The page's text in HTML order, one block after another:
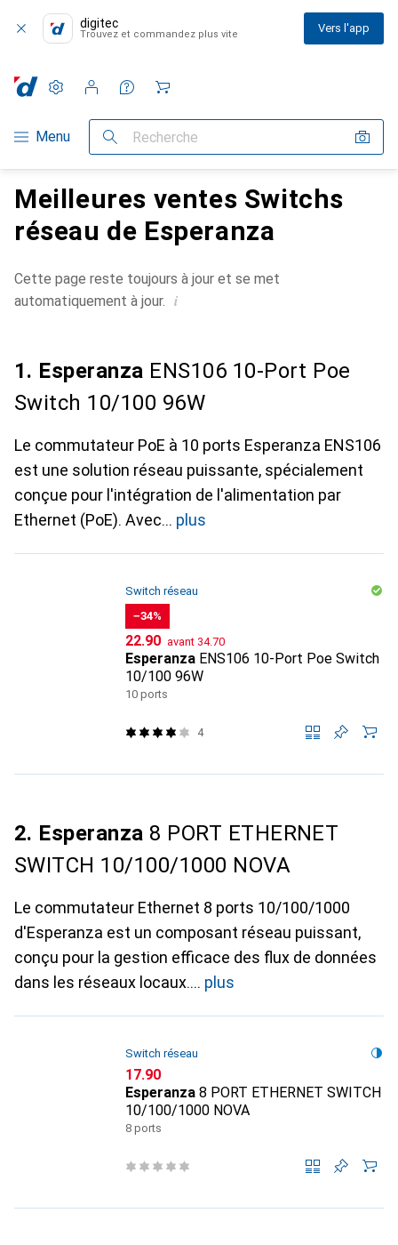
digitec
Trouvez et commandez plus vite Vers l'app
Navigation par catégorie
Menu Recherche
Paramètres
Compte client
Listes de comparaison
Listes d'envies
Panier
Meilleures ventes Switchs
réseau de Esperanza
Cette page reste toujours à jour et se met
automatiquement à jour. i
1. Esperanza ENS106 10-Port Poe
Switch 10/100 96W
Le commutateur PoE à 10 ports Esperanza ENS106
est une solution réseau puissante, spécialement
conçue pour l'intégration de l'alimentation par
Ethernet (PoE). Avec
plus
Switch réseau
−34%
CHF
22.90 avant CHF
34.70
Esperanza ENS106 10-Port Poe Switch
10/100 96W
10 ports
4
2. Esperanza 8 PORT ETHERNET
SWITCH 10/100/1000 NOVA
Le commutateur Ethernet 8 ports 10/100/1000
d'Esperanza est un composant réseau puissant,
conçu pour la gestion efficace des flux de données
dans les réseaux locaux.
plus
Switch réseau
CHF
17.90
Esperanza 8 PORT ETHERNET SWITCH
10/100/1000 NOVA
8 ports